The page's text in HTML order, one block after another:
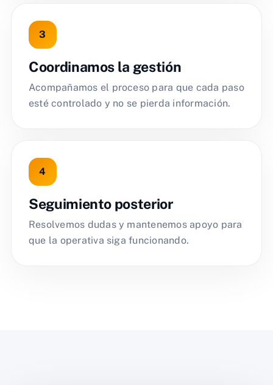
Coordinamos la gestión
Acompañamos el proceso para que cada paso
esté controlado y no se pierda información.
Seguimiento posterior
Resolvemos dudas y mantenemos apoyo para
que la operativa siga funcionando.